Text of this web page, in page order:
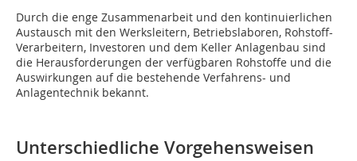
Durch die enge Zusammenarbeit und den kontinuierlichen
Austausch mit den Werksleitern, Betriebslaboren, Rohstoff-
Verarbeitern, Investoren und dem Keller Anlagenbau sind
die Herausforderungen der verfügbaren Rohstoffe und die
Auswirkungen auf die bestehende Verfahrens- und
Anlagentechnik bekannt.
Unterschiedliche Vorgehensweisen